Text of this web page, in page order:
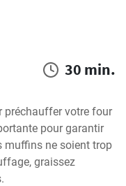
30 min.
préchauffer votre four
pour garantir
muffins ne soient trop
graissez